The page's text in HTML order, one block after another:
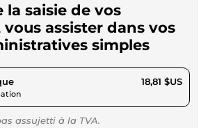
la saisie de vos
assister dans vos
simples
pour 17,33 $US 18,81 $US
assujetti à la TVA.